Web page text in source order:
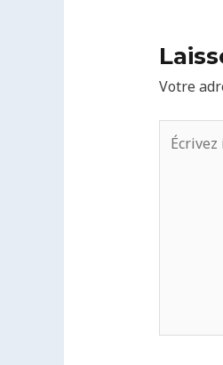
Votre
Écrivez
ici…